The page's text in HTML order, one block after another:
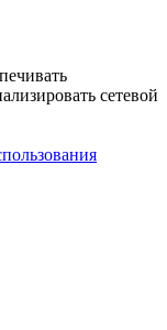
сетевой